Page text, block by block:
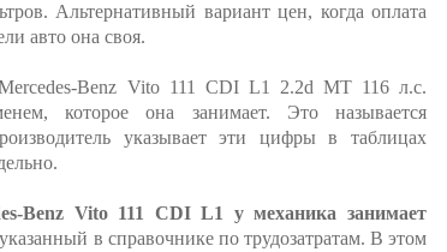
Альтернативный вариант цен, когда оплата
авто она своя.
Benz Vito 111 CDI L1 2.2d MT 116 л.с.
которое она занимает. Это называется
указывает эти цифры в таблицах
Benz Vito 111 CDI L1 у механика занимает
в справочнике по трудозатратам. В этом